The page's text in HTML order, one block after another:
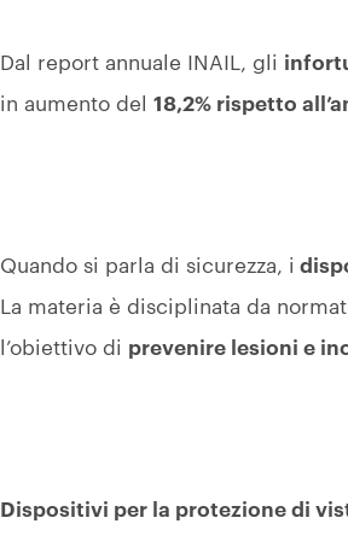
Dal report annuale INAIL, gli
in aumento del18,2% rispetto
Quando si parla di sicurezza, i
La materia è disciplinata da
l’obiettivo di prevenire lesioni e
Dispositivi per la protezione di